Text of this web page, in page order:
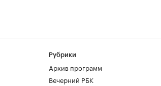
Рубрики
Архив программ
Вечерний РБК